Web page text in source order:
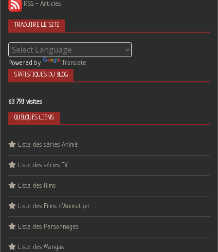
RSS - Articles
TRADUIRE LE SITE
Powered by Translate
STATISTIQUES DU BLOG
63 793 visites
QUELQUES LIENS
Liste des séries Animé
Liste des séries TV
Liste des films
Liste des Films d’Animation
Liste des Personnages
Liste des Mangas